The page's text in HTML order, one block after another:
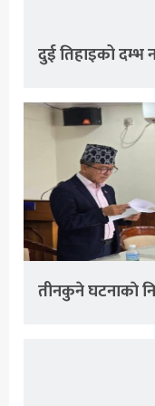
दुई तिहाइको दम्भ
तीनकुने घटनाकाे